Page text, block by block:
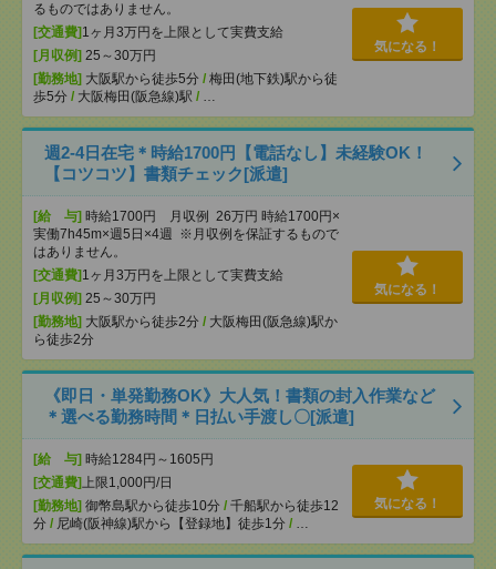
るものではありません。
[交通費] 1ヶ月3万円を上限として実費支給
[月収例] 25～30万円
[勤務地] 大阪駅から徒歩5分 / 梅田(地下鉄)駅から徒
歩5分 / 大阪梅田(阪急線)駅 / …
気になる！
週2-4日在宅＊時給1700円【電話なし】未経験OK！
【コツコツ】書類チェック[派遣]
[給 与] 時給1700円 月収例 26万円 時給1700円×
実働7h45m×週5日×4週 ※月収例を保証するもので
はありません。
[交通費] 1ヶ月3万円を上限として実費支給
[月収例] 25～30万円
[勤務地] 大阪駅から徒歩2分 / 大阪梅田(阪急線)駅か
ら徒歩2分
気になる！
《即日・単発勤務OK》大人気！書類の封入作業など
＊選べる勤務時間＊日払い手渡し〇[派遣]
[給 与] 時給1284円～1605円
[交通費] 上限1,000円/日
[勤務地] 御幣島駅から徒歩10分 / 千船駅から徒歩12
分 / 尼崎(阪神線)駅から【登録地】徒歩1分 / …
気になる！